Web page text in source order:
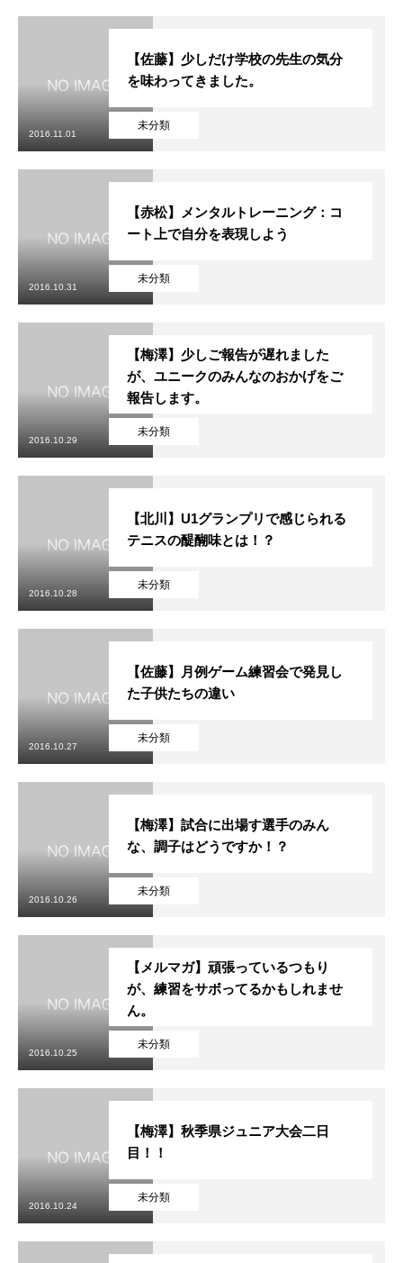
未分類
【佐藤】少しだけ学校の先生の気分
を味わってきました。
2016.11.01
未分類
【赤松】メンタルトレーニング：コ
ート上で自分を表現しよう
2016.10.31
未分類
【梅澤】少しご報告が遅れました
が、ユニークのみんなのおかげをご
報告します。
2016.10.29
未分類
【北川】U1グランプリで感じられる
テニスの醍醐味とは！？
2016.10.28
未分類
【佐藤】月例ゲーム練習会で発見し
た子供たちの違い
2016.10.27
未分類
【梅澤】試合に出場す選手のみん
な、調子はどうですか！？
2016.10.26
未分類
【メルマガ】頑張っているつもり
が、練習をサボってるかもしれませ
ん。
2016.10.25
未分類
【梅澤】秋季県ジュニア大会二日
目！！
2016.10.24